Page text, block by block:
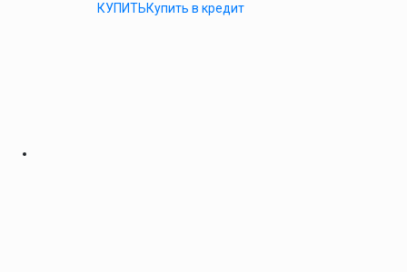
КУПИТЬКупить в кредит